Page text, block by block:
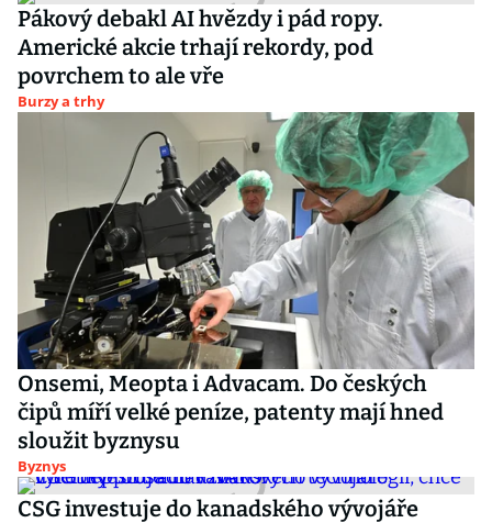
Pákový debakl AI hvězdy i pád ropy.
Americké akcie trhají rekordy, pod
povrchem to ale vře
Burzy a trhy
Onsemi, Meopta i Advacam. Do českých
čipů míří velké peníze, patenty mají hned
sloužit byznysu
Byznys
CSG investuje do kanadského vývojáře